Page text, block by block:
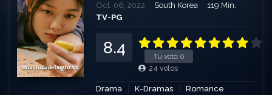
Oct. 06, 2022 South Korea
119 Min.
TV-PG
Tu voto: 0
8.4
24 votos
Drama K-Dramas Romance